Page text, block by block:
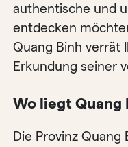
authentische und
entdecken
Quang Binh verrät
Erkundung seiner
Wo liegt Quang
Die Provinz